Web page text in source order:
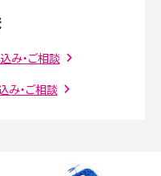
レる？バレるケースや撮り方も解
い時の対処法を解説
サイズやスペックを比較して解説
み・ご相談
み・ご相談